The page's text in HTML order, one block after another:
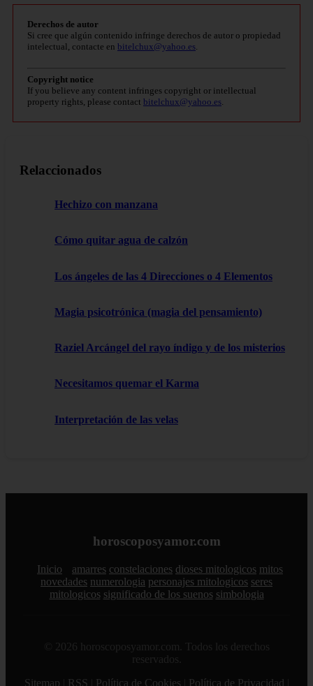
Derechos de autor
Si cree que algún contenido infringe derechos de autor o propiedad
intelectual, contacte en bitelchux@yahoo.es
Copyright notice
If you believe any content infringes copyright or intellectual
property rights, please contact bitelchux@yahoo.es
Relaccionados
Hechizo con manzana
Cómo quitar agua de calzón
Los ángeles de las 4 Direcciones o 4 Elementos
Magia psicotrónica (magia del pensamiento)
Raziel Arcángel del rayo índigo y de los misterios
Necesitamos quemar el Karma
Interpretación de las velas
horoscoposyamor.com
Inicio amarres constelaciones dioses mitologicos mitos
novedades numerologia personajes mitologicos seres
mitologicos significado de los suenos simbologia
© 2026 horoscoposyamor.com. Todos los derechos
reservados.
Sitemap
RSS Política de Cookies Política de Privacidad